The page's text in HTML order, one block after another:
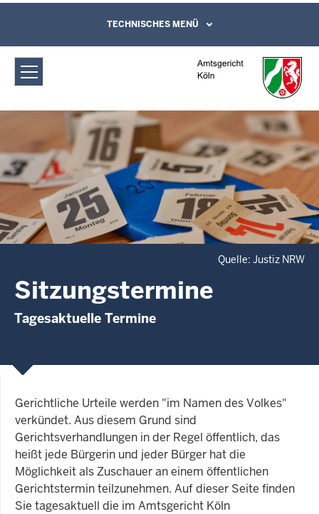
Amtsgericht Köln: Sitzungstermine
Direkt zum Inhalt
Leichte Sprache, Gebärdensprachenvideo
und Kontaktformular
TECHNISCHES MENÜ
Quelle: Justiz NRW
Sitzungstermine
Tagesaktuelle Termine
Gerichtliche Urteile werden "im Namen des Volkes"
verkündet. Aus diesem Grund sind
Gerichtsverhandlungen in der Regel öffentlich, das
heißt jede Bürgerin und jeder Bürger hat die
Möglichkeit als Zuschauer an einem öffentlichen
Gerichtstermin teilzunehmen. Auf dieser Seite finden
Sie tagesaktuell die im Amtsgericht Köln